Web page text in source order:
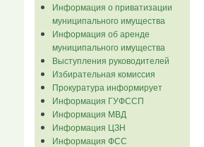
Информация о приватизации
муниципального имущества
Информация об аренде
муниципального имущества
Выступления руководителей
Избирательная комиссия
Прокуратура информирует
Информация ГУФССП
Информация МВД
Информация ЦЗН
Информация ФСС